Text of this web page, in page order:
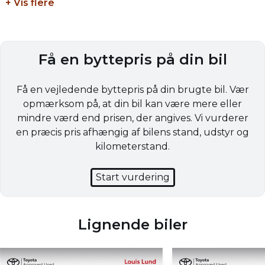
Erhvervskonsulent
40682221
+ Vis flere
Få en byttepris på din bil
Få en vejledende byttepris på din brugte bil. Vær
opmærksom på, at din bil kan være mere eller
mindre værd end prisen, der angives. Vi vurderer
en præcis pris afhængig af bilens stand, udstyr og
kilometerstand.
Start vurdering
Lignende biler